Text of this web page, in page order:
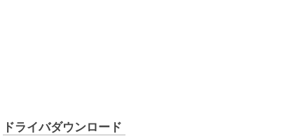
ドライバダウンロード